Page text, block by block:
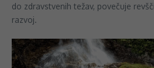
do zdravstvenih težav, povečuje
razvoj.